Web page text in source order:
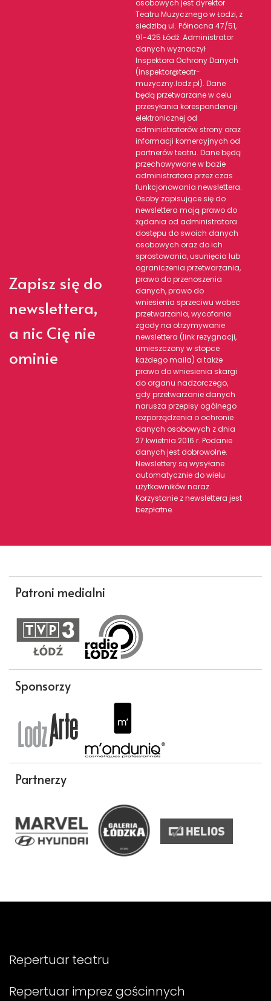
Zapisz się do
newslettera,
a nic Cię nie
ominie
osobowych jest dyrektor
Teatru Muzycznego w Łodzi, z
siedzibą ul. Północna 47/51,
91-425 Łódź. Administrator
danych wyznaczył
Inspektora Ochrony Danych
(inspektor@teatr-
muzyczny.lodz.pl). Dane
będą przetwarzane w celu
przesyłania korespondencji
elektronicznej od
administratorów strony oraz
informacji komercyjnych od
partnerów teatru. Dane będą
przechowywane w bazie
administratora przez czas
funkcjonowania newslettera.
Osoby zapisujące się do
newslettera mają prawo do
żądania od administratora
dostępu do swoich danych
osobowych oraz do ich
sprostowania, usunięcia lub
ograniczenia przetwarzania,
prawo do przenoszenia
danych, prawo do
wniesienia sprzeciwu wobec
przetwarzania, wycofania
zgody na otrzymywanie
newslettera (link rezygnacji,
umieszczony w stopce
każdego maila) a także
prawo do wniesienia skargi
do organu nadzorczego,
gdy przetwarzanie danych
narusza przepisy ogólnego
rozporządzenia o ochronie
danych osobowych z dnia
27 kwietnia 2016 r. Podanie
danych jest dobrowolne.
Newslettery są wysyłane
automatycznie do wielu
użytkowników naraz.
Korzystanie z newslettera jest
bezpłatne.
Patroni medialni
Sponsorzy
Partnerzy
Repertuar teatru
Repertuar imprez gościnnych